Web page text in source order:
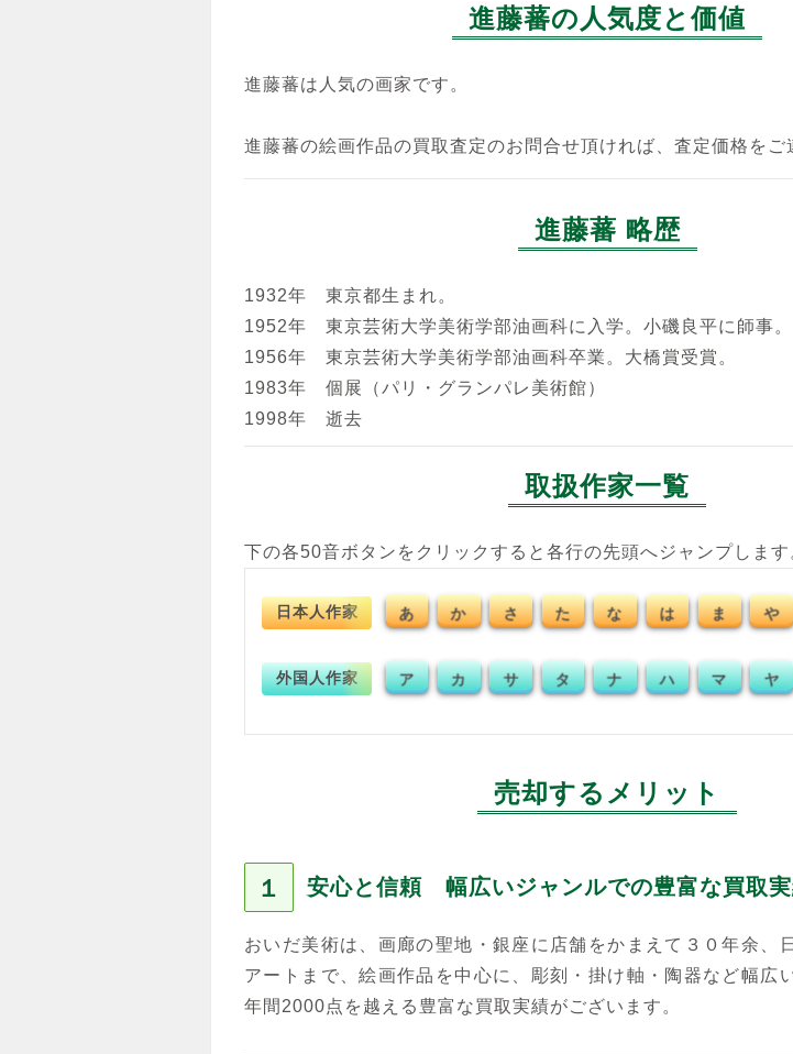
進藤蕃の人気度と価値
進藤蕃は人気の画家です。
進藤蕃の絵画作品の買取査定のお問合せ頂ければ、査定価格をご
進藤蕃 略歴
1932年 東京都生まれ。
1952年 東京芸術大学美術学部油画科に入学。小磯良平に師事。
1956年 東京芸術大学美術学部油画科卒業。大橋賞受賞。
1983年 個展（パリ・グランパレ美術館）
1998年 逝去
取扱作家一覧
下の各50音ボタンをクリックすると各行の先頭へジャンプします
日本人作家 あ か さ た な は ま や
外国人作家 ア カ サ タ ナ ハ マ ヤ
売却するメリット
１ 安心と信頼 幅広いジャンルでの豊富な買取
おいだ美術は、画廊の聖地・銀座に店舗をかまえて３０年余、
アートまで、絵画作品を中心に、彫刻・掛け軸・陶器など幅広
年間2000点を越える豊富な買取実績がございます。